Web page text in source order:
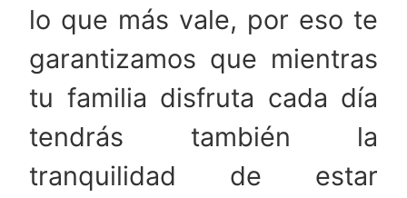
lo que más vale, por eso te
garantizamos que mientras
tu familia disfruta cada día
tendrás también la
tranquilidad de estar